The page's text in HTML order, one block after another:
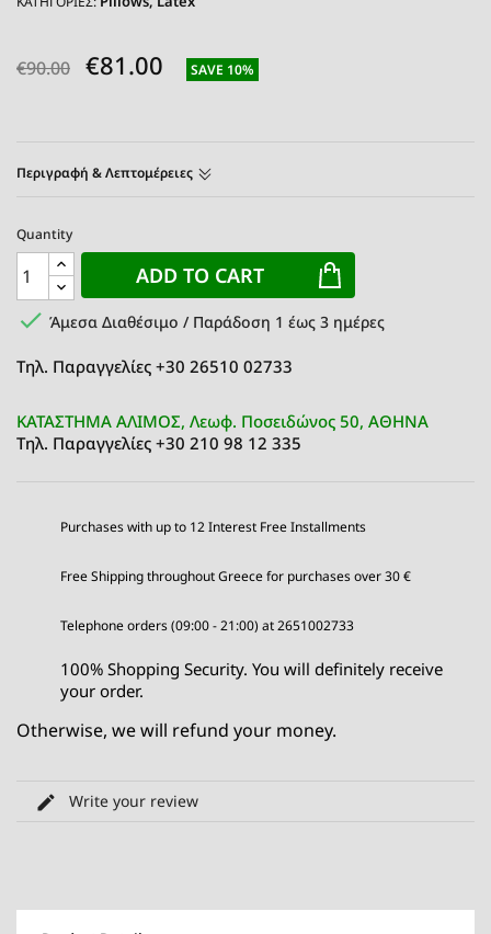
€90.00 €81.00 SAVE 10%
Περιγραφή & Λεπτομέρειες
Quantity
ADD TO CART
 Άμεσα Διαθέσιμο / Παράδοση 1 έως 3 ημέρες
Τηλ. Παραγγελίες +30 26510 02733
ΚΑΤΑΣΤΗΜΑ ΑΛΙΜΟΣ, Λεωφ. Ποσειδώνος 50, ΑΘΗΝΑ
Τηλ. Παραγγελίες +30 210 98 12 335
Purchases with up to 12 Interest Free Installments
Free Shipping throughout Greece for purchases over 30 €
Telephone orders (09:00 - 21:00) at 2651002733
100% Shopping Security. You will definitely receive
your order.
Otherwise, we will refund your money.
Write your review